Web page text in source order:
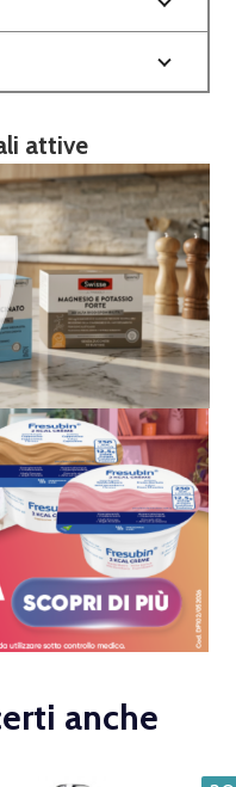
attive
anche